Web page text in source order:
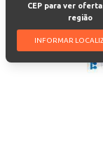
CEP para ver
região
INFORMAR